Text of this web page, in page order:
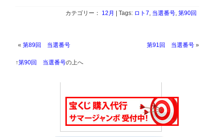
カテゴリー： 12月 | Tags: ロト7 当選番号, 第90回
«第89回 当選番号 第91回 当選番号»
↑第90回 当選番号の上へ